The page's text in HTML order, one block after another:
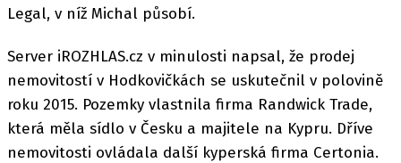
Legal, v níž Michal působí.
Server iROZHLAS.cz v minulosti napsal, že prodej
nemovitostí v Hodkovičkách se uskutečnil v polovině
roku 2015. Pozemky vlastnila firma Randwick Trade,
která měla sídlo v Česku a majitele na Kypru. Dříve
nemovitosti ovládala další kyperská firma Certonia.